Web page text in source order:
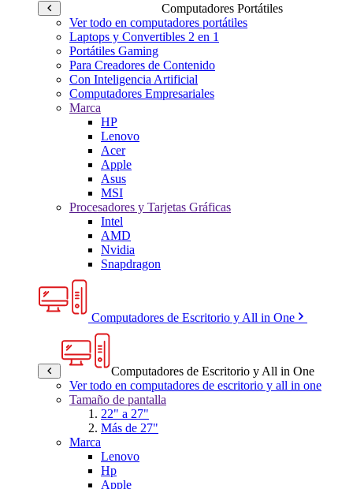
Computadores Portátiles
Ver todo en computadores portátiles
Laptops y Convertibles 2 en 1
Portátiles Gaming
Para Creadores de Contenido
Con Inteligencia Artificial
Computadores Empresariales
Marca
HP
Lenovo
Acer
Apple
Asus
MSI
Procesadores y Tarjetas Gráficas
Intel
AMD
Nvidia
Snapdragon
Computadores de Escritorio y All in One
Computadores de Escritorio y All in One
Ver todo en computadores de escritorio y all in one
Tamaño de pantalla
22" a 27"
Más de 27"
Marca
Lenovo
Hp
Apple